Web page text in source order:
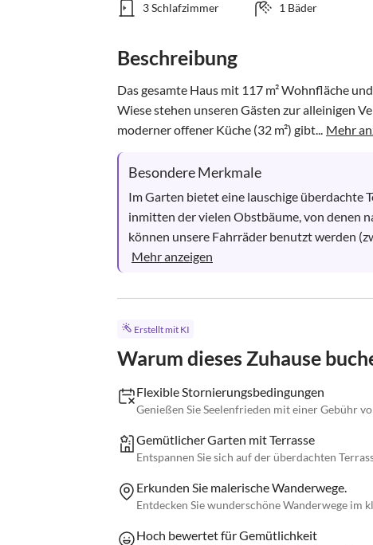
3 Schlafzimmer 1 Bäder
Beschreibung
Das gesamte Haus mit 117 m² Wohnfläche
Wiese stehen unseren Gästen zur alleinigen
moderner offener Küche (32 m²) gibt... Mehr
Besondere Merkmale
Im Garten bietet eine lauschige überdachte
inmitten der vielen Obstbäume, von denen
können unsere Fahrräder benutzt werden
Mehr anzeigen
Erstellt mit KI
Warum dieses Zuhause
Flexible Stornierungsbedingungen
Genießen Sie Seelenfrieden mit einer Gebühr
Gemütlicher Garten mit Terrasse
Entspannen Sie sich auf der überdachten
Erkunden Sie malerische Wanderwege.
Entdecken Sie wunderschöne Wanderwege im
Hoch bewertet für Gemütlichkeit